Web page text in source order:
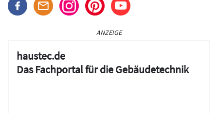
ANZEIGE
haustec.de
Das Fachportal für die Gebäudetechnik